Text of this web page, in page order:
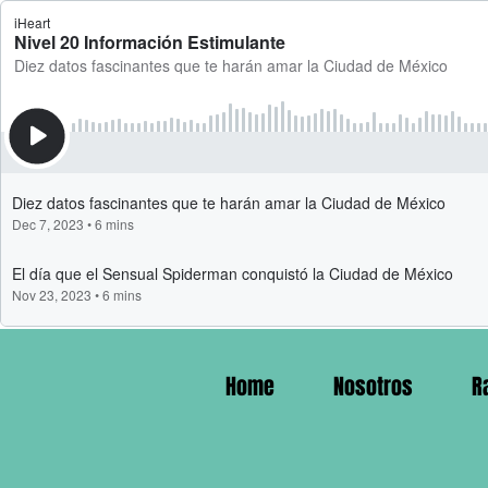
Home Nosotros